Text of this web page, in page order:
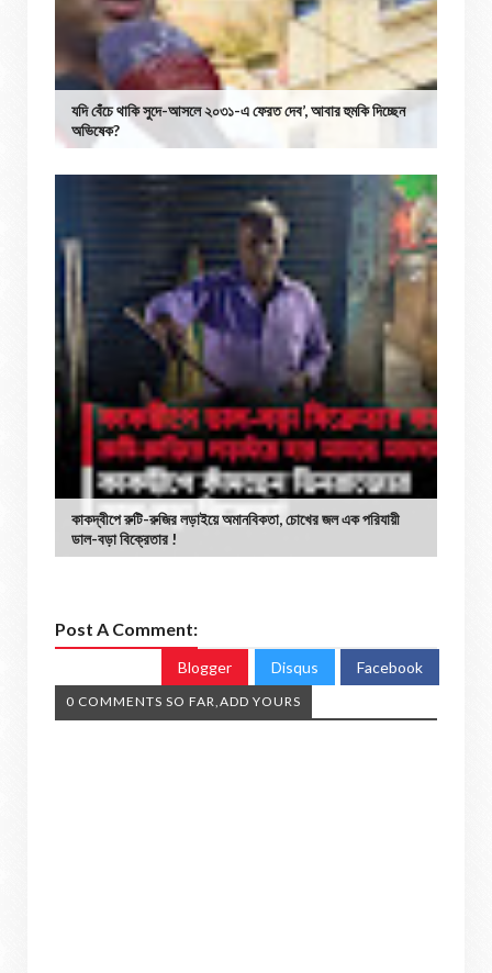
যদি বেঁচে থাকি সুদে-আসলে ২০৩১-এ ফেরত দেব’, আবার হুমকি দিচ্ছেন
অভিষেক?
কাকদ্বীপে রুটি-রুজির লড়াইয়ে অমানবিকতা, চোখের জল এক পরিযায়ী
ডাল-বড়া বিক্রেতার !
Post A Comment:
Blogger Disqus Facebook
0 COMMENTS SO FAR,ADD YOURS